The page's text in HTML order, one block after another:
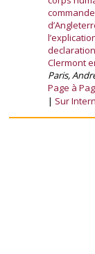
Clermont
Paris,
Page à
Sur